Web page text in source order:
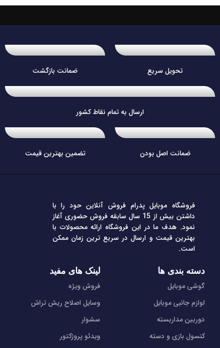
تحویل سریع ضمانت بازگشت
ارسال به تمام نقاط کشور
ضمانت اصل بودن تضمین بهترین قیمت
فروشگاه موبایل پدرام فروش آنلاین حود را با
داشتن بیش از 15 سال سابقه فروش حضوری آغاز
نمود. هدف ما در این فروشگاه ارائه محصولات با
بهترین قیمت و ارسال در سریع ترین زمان ممکن
است.
دسته بندی ها
گوشی موبایل
لوازم جانبی موبایل
دوربین مداربسته
کنسول بازی و دسته
لینک های مفید
فروش ویژه
وسایل اصلاح ریش تراش
سشوار
ویدئو پروژکتور